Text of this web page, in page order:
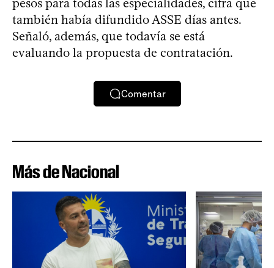
pesos para todas las especialidades, cifra que
también había difundido ASSE días antes.
Señaló, además, que todavía se está
evaluando la propuesta de contratación.
Comentar
Más de Nacional